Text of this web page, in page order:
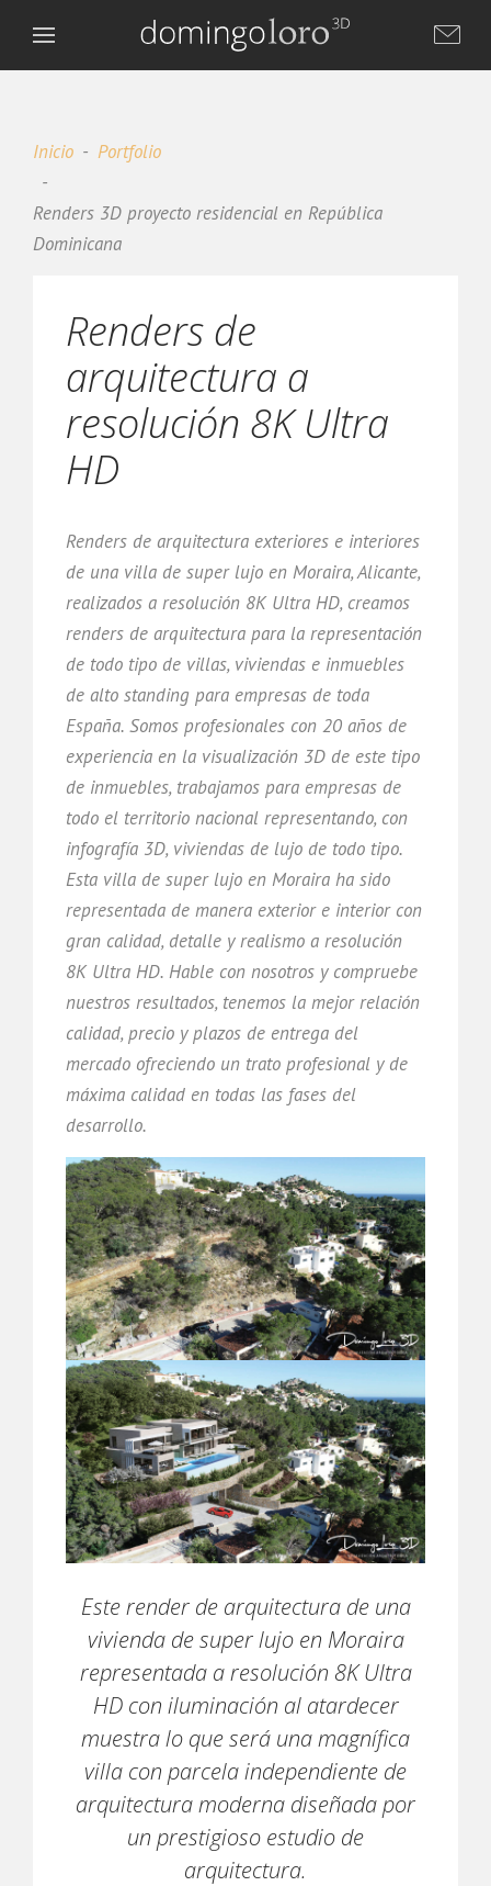
Inicio Portfolio
Renders 3D proyecto residencial en República
Dominicana
Renders de
arquitectura a
resolución 8K Ultra
HD
Renders de arquitectura exteriores e interiores
de una villa de super lujo en Moraira, Alicante,
realizados a resolución 8K Ultra HD, creamos
renders de arquitectura para la representación
de todo tipo de villas, viviendas e inmuebles
de alto standing para empresas de toda
España. Somos profesionales con 20 años de
experiencia en la visualización 3D de este tipo
de inmuebles, trabajamos para empresas de
todo el territorio nacional representando, con
infografía 3D, viviendas de lujo de todo tipo.
Esta villa de super lujo en Moraira ha sido
representada de manera exterior e interior con
gran calidad, detalle y realismo a resolución
8K Ultra HD. Hable con nosotros y compruebe
nuestros resultados, tenemos la mejor relación
calidad, precio y plazos de entrega del
mercado ofreciendo un trato profesional y de
máxima calidad en todas las fases del
desarrollo.
Este render de arquitectura de una
vivienda de super lujo en Moraira
representada a resolución 8K Ultra
HD con iluminación al atardecer
muestra lo que será una magnífica
villa con parcela independiente de
arquitectura moderna diseñada por
un prestigioso estudio de
arquitectura.
Domingo Loro 3D
Asistente virtual